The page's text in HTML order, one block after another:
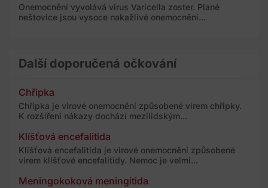
Onemocnění vyvolává virus Varicella zoster. Plané
neštovice jsou vysoce nakažlivé onemocnění...
Další doporučená očkování
Chřipka
Chřipka je virové onemocnění způsobené virem chřipky.
K rozšíření nákazy dochází mezilidským...
Klíšťová encefalitida
Klíšťová encefalitida je virové onemocnění způsobené
virem klíšťové encefalitidy. Nemoc je velmi...
Meningokoková meningitida